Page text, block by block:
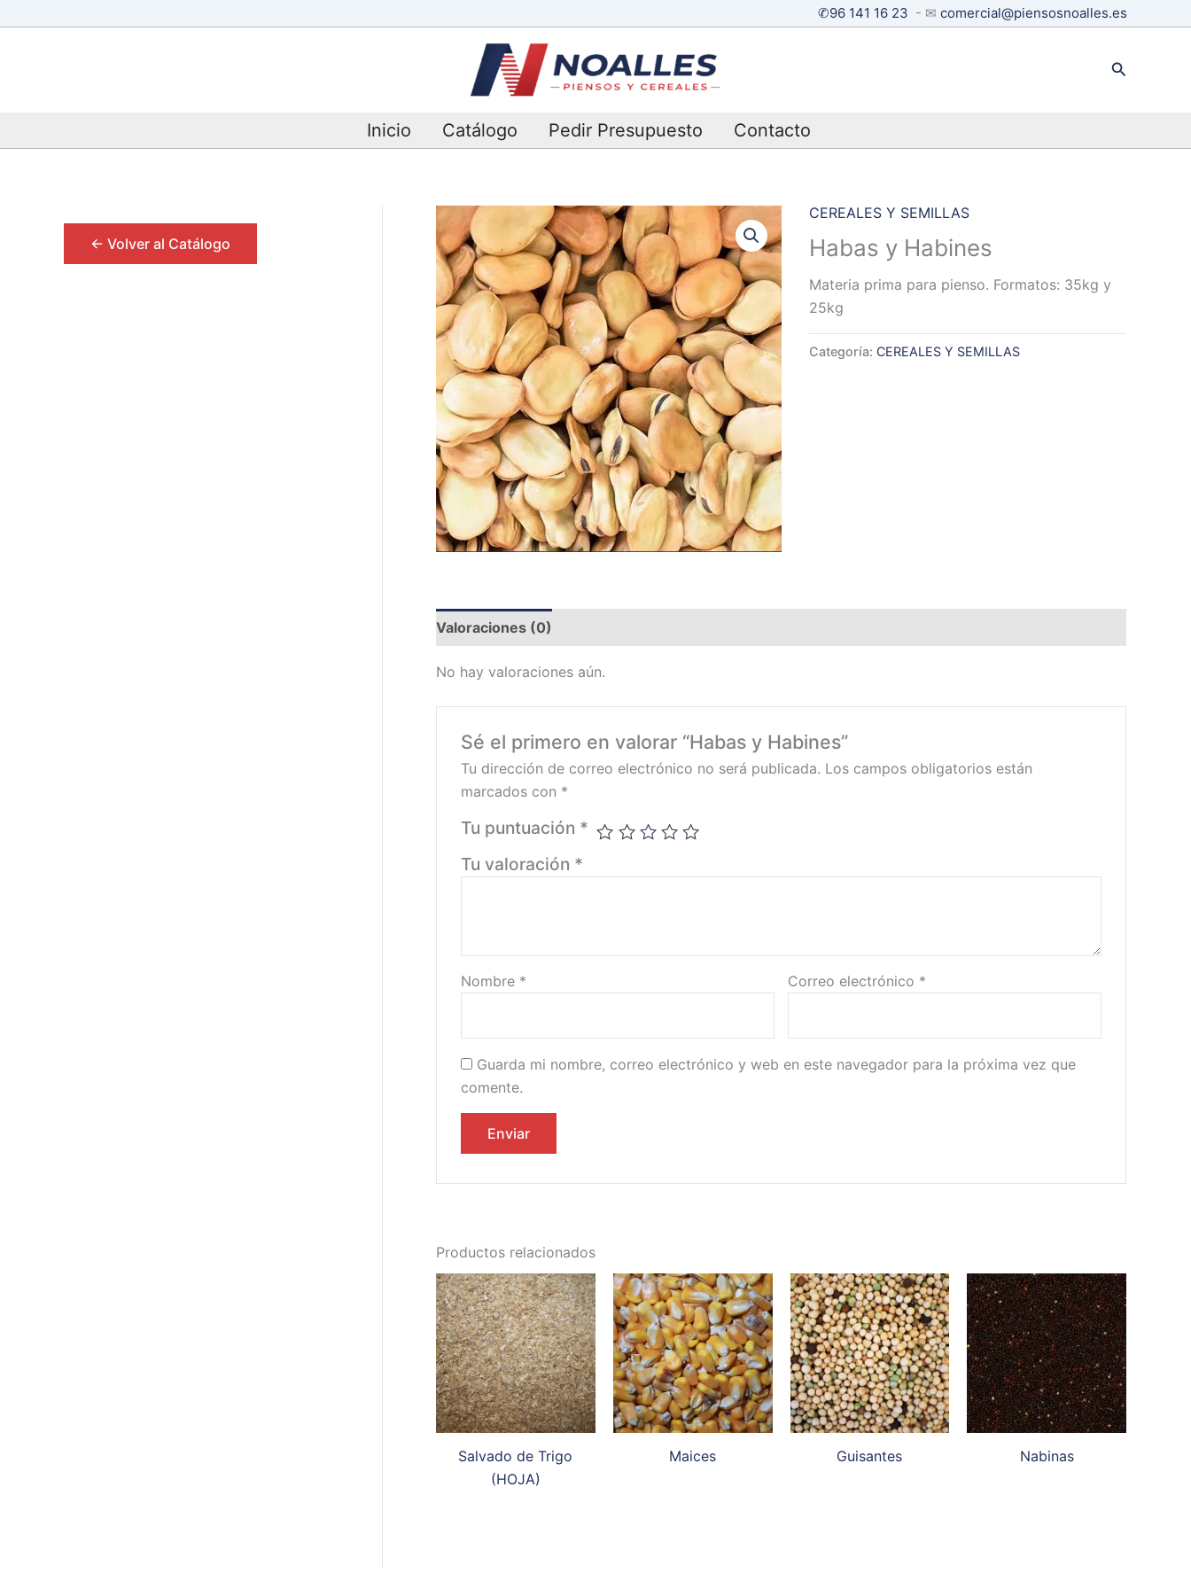
✆96 141 16 23 - ✉ comercial@piensosnoalles.es
Buscar
Inicio Catálogo Pedir Presupuesto Contacto
<- Volver al Catálogo
CEREALES Y SEMILLAS
Habas y Habines
Materia prima para pienso. Formatos: 35kg y
25kg
Categoría: CEREALES Y SEMILLAS
Valoraciones (0)
No hay valoraciones aún.
Sé el primero en valorar “Habas y Habines”
Tu dirección de correo electrónico no será publicada. Los campos obligatorios están
marcados con *
Tu puntuación *
Tu valoración *
Nombre * Correo electrónico *
Guarda mi nombre, correo electrónico y web en este navegador para la próxima vez que
comente.
Productos relacionados
Salvado de Trigo
(HOJA)
Maices Guisantes Nabinas